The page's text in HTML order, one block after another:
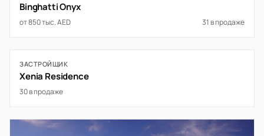
Binghatti Onyx
от 850 тыс. AED 31 в продаже
ЗАСТРОЙЩИК
Xenia Residence
30 в продаже